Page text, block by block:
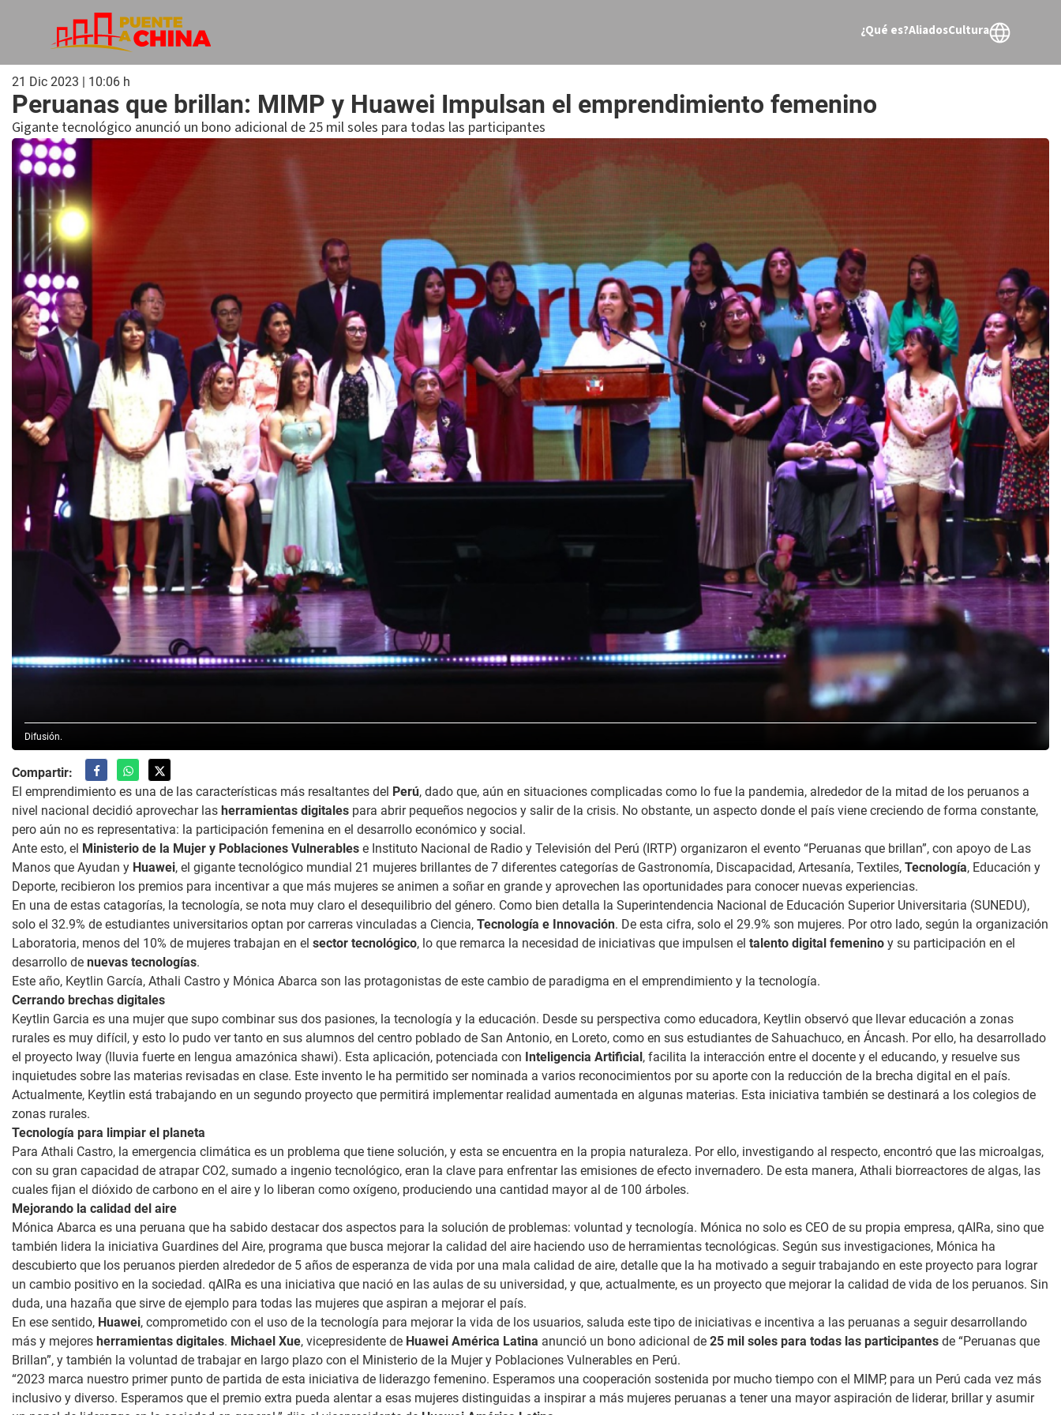
¿Qué es?AliadosCultura
21 Dic 2023 | 10:06 h
Peruanas que brillan: MIMP y Huawei Impulsan el emprendimiento femenino
Gigante tecnológico anunció un bono adicional de 25 mil soles para todas las participantes
Difusión.
Compartir:
El emprendimiento es una de las características más resaltantes del Perú, dado que, aún en situaciones complicadas como lo fue la pandemia, alrededor de la mitad de los peruanos a
nivel nacional decidió aprovechar las herramientas digitales para abrir pequeños negocios y salir de la crisis. No obstante, un aspecto donde el país viene creciendo de forma constante,
pero aún no es representativa: la participación femenina en el desarrollo económico y social.
Ante esto, el Ministerio de la Mujer y Poblaciones Vulnerables e Instituto Nacional de Radio y Televisión del Perú (IRTP) organizaron el evento “Peruanas que brillan”, con apoyo de Las
Manos que Ayudan y Huawei, el gigante tecnológico mundial 21 mujeres brillantes de 7 diferentes categorías de Gastronomía, Discapacidad, Artesanía, Textiles, Tecnología, Educación y
Deporte, recibieron los premios para incentivar a que más mujeres se animen a soñar en grande y aprovechen las oportunidades para conocer nuevas experiencias.
En una de estas catagorías, la tecnología, se nota muy claro el desequilibrio del género. Como bien detalla la Superintendencia Nacional de Educación Superior Universitaria (SUNEDU),
solo el 32.9% de estudiantes universitarios optan por carreras vinculadas a Ciencia, Tecnología e Innovación. De esta cifra, solo el 29.9% son mujeres. Por otro lado, según la organización
Laboratoria, menos del 10% de mujeres trabajan en el sector tecnológico, lo que remarca la necesidad de iniciativas que impulsen el talento digital femenino y su participación en el
desarrollo de nuevas tecnologías.
Este año, Keytlin García, Athali Castro y Mónica Abarca son las protagonistas de este cambio de paradigma en el emprendimiento y la tecnología.
Cerrando brechas digitales
Keytlin Garcia es una mujer que supo combinar sus dos pasiones, la tecnología y la educación. Desde su perspectiva como educadora, Keytlin observó que llevar educación a zonas
rurales es muy difícil, y esto lo pudo ver tanto en sus alumnos del centro poblado de San Antonio, en Loreto, como en sus estudiantes de Sahuachuco, en Áncash. Por ello, ha desarrollado
el proyecto Iway (lluvia fuerte en lengua amazónica shawi). Esta aplicación, potenciada con Inteligencia Artificial , facilita la interacción entre el docente y el educando, y resuelve sus
inquietudes sobre las materias revisadas en clase. Este invento le ha permitido ser nominada a varios reconocimientos por su aporte con la reducción de la brecha digital en el país.
Actualmente, Keytlin está trabajando en un segundo proyecto que permitirá implementar realidad aumentada en algunas materias. Esta iniciativa también se destinará a los colegios de
zonas rurales.
Tecnología para limpiar el planeta
Para Athali Castro, la emergencia climática es un problema que tiene solución, y esta se encuentra en la propia naturaleza. Por ello, investigando al respecto, encontró que las microalgas,
con su gran capacidad de atrapar CO2, sumado a ingenio tecnológico, eran la clave para enfrentar las emisiones de efecto invernadero. De esta manera, Athali biorreactores de algas, las
cuales fijan el dióxido de carbono en el aire y lo liberan como oxígeno, produciendo una cantidad mayor al de 100 árboles.
Mejorando la calidad del aire
Mónica Abarca es una peruana que ha sabido destacar dos aspectos para la solución de problemas: voluntad y tecnología. Mónica no solo es CEO de su propia empresa, qAIRa, sino que
también lidera la iniciativa Guardines del Aire, programa que busca mejorar la calidad del aire haciendo uso de herramientas tecnológicas. Según sus investigaciones, Mónica ha
descubierto que los peruanos pierden alrededor de 5 años de esperanza de vida por una mala calidad de aire, detalle que la ha motivado a seguir trabajando en este proyecto para lograr
un cambio positivo en la sociedad. qAIRa es una iniciativa que nació en las aulas de su universidad, y que, actualmente, es un proyecto que mejorar la calidad de vida de los peruanos. Sin
duda, una hazaña que sirve de ejemplo para todas las mujeres que aspiran a mejorar el país.
En ese sentido, Huawei, comprometido con el uso de la tecnología para mejorar la vida de los usuarios, saluda este tipo de iniciativas e incentiva a las peruanas a seguir desarrollando
más y mejores herramientas digitales. Michael Xue, vicepresidente de Huawei América Latina anunció un bono adicional de 25 mil soles para todas las participantes de “Peruanas que
Brillan”, y también la voluntad de trabajar en largo plazo con el Ministerio de la Mujer y Poblaciones Vulnerables en Perú.
“2023 marca nuestro primer punto de partida de esta iniciativa de liderazgo femenino. Esperamos una cooperación sostenida por mucho tiempo con el MIMP, para un Perú cada vez más
inclusivo y diverso. Esperamos que el premio extra pueda alentar a esas mujeres distinguidas a inspirar a más mujeres peruanas a tener una mayor aspiración de liderar, brillar y asumir